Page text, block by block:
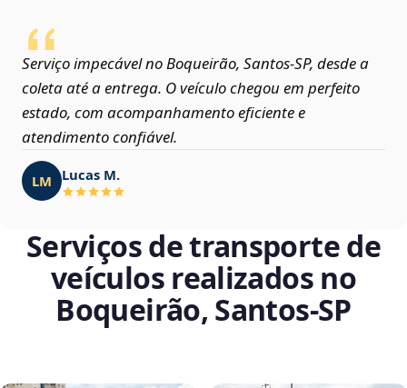
Serviço impecável no Boqueirão, Santos‑SP, desde a
coleta até a entrega. O veículo chegou em perfeito
estado, com acompanhamento eficiente e
atendimento confiável.
LM Lucas M.
Serviços de transporte de
veículos realizados no
Boqueirão, Santos‑SP